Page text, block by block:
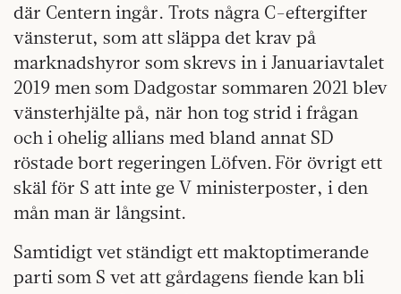
där Centern ingår. Trots några C-eftergifter
vänsterut, som att släppa det krav på
marknadshyror som skrevs in i Januariavtalet
2019 men som Dadgostar sommaren 2021 blev
vänsterhjälte på, när hon tog strid i frågan
och i ohelig allians med bland annat SD
röstade bort regeringen Löfven. För övrigt ett
skäl för S att inte ge V ministerposter, i den
mån man är långsint.
Samtidigt vet ständigt ett maktoptimerande
parti som S vet att gårdagens fiende kan bli